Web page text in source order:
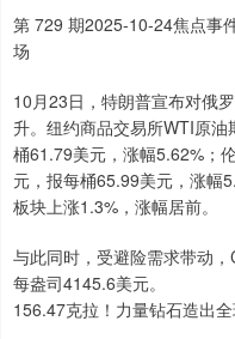
第 729 期2025-10-24焦点事
场
10月23日，特朗普宣布对俄
升。纽约商品交易所WTI原
桶61.79美元，涨幅5.62%；
元，报每桶65.99美元，涨幅
板块上涨1.3%，涨幅居前。
与此同时，受避险需求带动
每盎司4145.6美元。
156.47克拉！力量钻石造出